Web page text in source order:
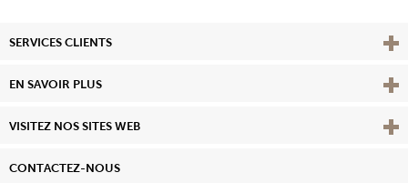
SERVICES CLIENTS
EN SAVOIR PLUS View
VISITEZ NOS SITES WEB
CONTACTEZ-NOUS